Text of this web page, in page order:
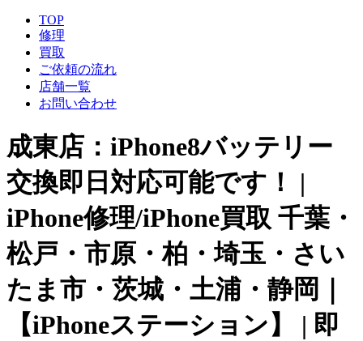
TOP
修理
買取
ご依頼の流れ
店舗一覧
お問い合わせ
成東店：iPhone8バッテリー
交換即日対応可能です！ |
iPhone修理/iPhone買取 千葉・
松戸・市原・柏・埼玉・さい
たま市・茨城・土浦・静岡｜
【iPhoneステーション】 | 即